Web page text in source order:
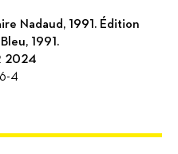
Nadaud, 1991. Édition
1991.
2024
4